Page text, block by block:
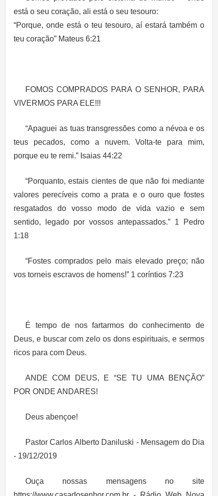
está o seu coração, ali está o seu tesouro:
“Porque, onde está o teu tesouro, aí estará também o
teu coração” Mateus 6:21
FOMOS COMPRADOS PARA O SENHOR, PARA
VIVERMOS PARA ELE!!!
“Apaguei as tuas transgressões como a névoa e os
teus pecados, como a nuvem. Volta-te para mim,
porque eu te remi.” Isaias 44:22
“Porquanto, estais cientes de que não foi mediante
valores perecíveis como a prata e o ouro que fostes
resgatados do vosso modo de vida vazio e sem
sentido, legado por vossos antepassados.” 1 Pedro
1:18
“Fostes comprados pelo mais elevado preço; não
vos torneis escravos de homens!” 1 coríntios 7:23
É tempo de nos fartarmos do conhecimento de
Deus, e buscar com zelo os dons espirituais, e sermos
ricos para com Deus.
ANDE COM DEUS, E “SE TU UMA BENÇÃO”
POR ONDE ANDARES!
Deus abençoe!
Pastor Carlos Alberto Daniluski - Mensagem do Dia
- 19/12/2019
Ouça nossas mensagens no site